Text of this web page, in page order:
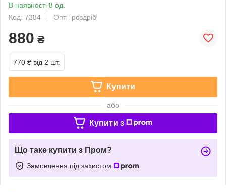
В наявності 8 од.
Код: 7284
Опт і роздріб
880 ₴
770 ₴ від 2 шт.
Купити
або
Купити з
Що таке купити з Пром?
Замовлення під захистом